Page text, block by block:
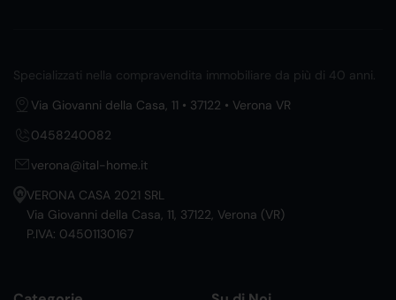
Specializzati nella compravendita immobiliare da più di 40 anni.
Via Giovanni della Casa, 11 • 37122 • Verona VR
0458240082
verona@ital-home.it
VERONA CASA 2021 SRL
Via Giovanni della Casa, 11, 37122, Verona (VR)
P.IVA: 04501130167